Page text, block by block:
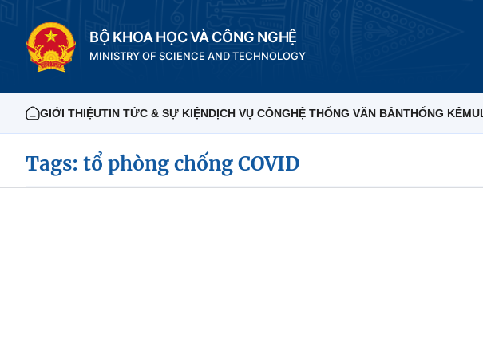
BỘ KHOA HỌC VÀ CÔNG NGHỆ
MINISTRY OF SCIENCE AND TECHNOLOGY
GIỚI THIỆUTIN TỨC & SỰ KIỆNDỊCH VỤ CÔNGHỆ THỐNG VĂN BẢNTHỐNG KÊ
Tags: tổ phòng chống COVID